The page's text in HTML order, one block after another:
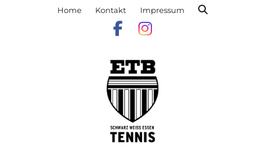
Home Kontakt Impressum